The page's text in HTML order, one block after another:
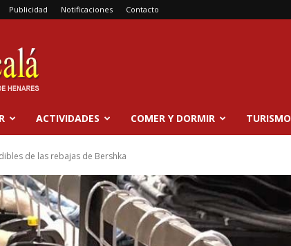
Publicidad Notificaciones Contacto
ACTIVIDADES COMER Y DORMIR TURISMO
de las rebajas de Bershka